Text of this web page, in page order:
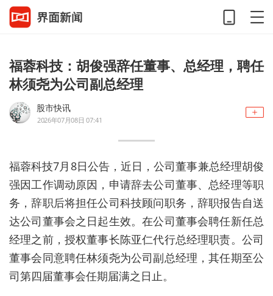
福蓉科技：胡俊强辞任董事、总经理，聘任
林须尧为公司副总经理
股市快讯
2026年07月08日 07:41
福蓉科技7月8日公告，近日，公司董事兼总经理胡俊
强因工作调动原因，申请辞去公司董事、总经理等职
务，辞职后将担任公司科技顾问职务，辞职报告自送
达公司董事会之日起生效。在公司董事会聘任新任总
经理之前，授权董事长陈亚仁代行总经理职责。公司
董事会同意聘任林须尧为公司副总经理，其任期至公
司第四届董事会任期届满之日止。